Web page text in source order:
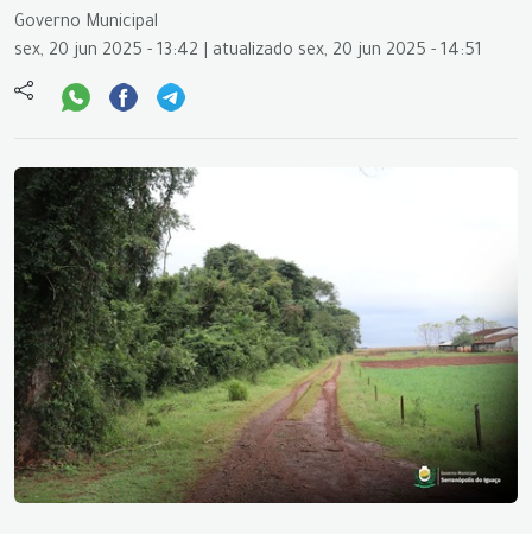
Governo Municipal
sex, 20 jun 2025 - 13:42 | atualizado sex, 20 jun 2025 - 14:51